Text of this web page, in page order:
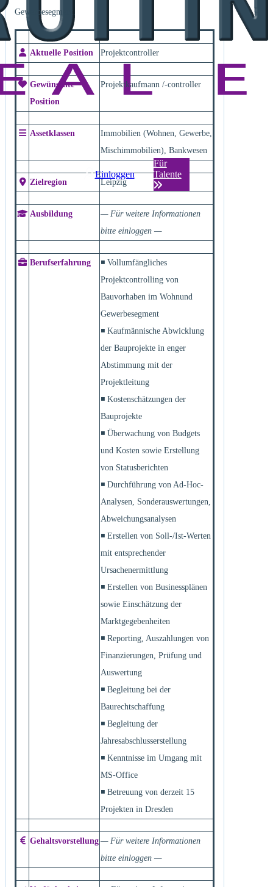
Einloggen
Für
Talente
Gewerbesegment.
Aktuelle Position Projektcontroller
Gewünschte
Position
Projektkaufmann /-controller
Assetklassen
Immobilien (Wohnen, Gewerbe,
Mischimmobilien), Bankwesen
Zielregion Leipzig
Ausbildung
— Für weitere Informationen
bitte einloggen —
Berufserfahrung
◾ Vollumfängliches
Projektcontrolling von
Bauvorhaben im Wohnund
Gewerbesegment
◾ Kaufmännische Abwicklung
der Bauprojekte in enger
Abstimmung mit der
Projektleitung
◾ Kostenschätzungen der
Bauprojekte
◾ Überwachung von Budgets
und Kosten sowie Erstellung
von Statusberichten
◾ Durchführung von Ad-Hoc-
Analysen, Sonderauswertungen,
Abweichungsanalysen
◾ Erstellen von Soll-/Ist-Werten
mit entsprechender
Ursachenermittlung
◾ Erstellen von Businessplänen
sowie Einschätzung der
Marktgegebenheiten
◾ Reporting, Auszahlungen von
Finanzierungen, Prüfung und
Auswertung
◾ Begleitung bei der
Baurechtschaffung
◾ Begleitung der
Jahresabschlusserstellung
◾ Kenntnisse im Umgang mit
MS-Office
◾ Betreuung von derzeit 15
Projekten in Dresden
Gehaltsvorstellung — Für weitere Informationen
bitte einloggen —